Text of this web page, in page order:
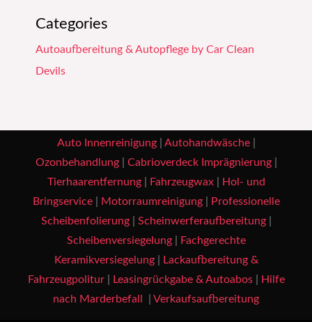
Categories
Autoaufbereitung & Autopflege by Car Clean
Devils
Auto Innenreinigung| Autohandwäsche|
Ozonbehandlung| Cabrioverdeck Imprägnierung|
Tierhaarentfernung| Fahrzeugwax|
Hol- und
Bringservice| Motorraumreinigung|
Professionelle
Scheibenfolierung| Scheinwerferaufbereitung|
Scheibenversiegelung|
Fachgerechte
Keramikversiegelung|
Lackaufbereitung &
Fahrzeugpolitur| Leasingrückgabe & Autoabos|
Hilfe
nach Marderbefall
Verkaufsaufbereitung